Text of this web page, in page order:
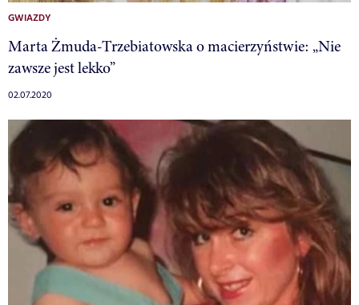
GWIAZDY
Marta Żmuda-Trzebiatowska o macierzyństwie: „Nie
zawsze jest lekko”
02.07.2020